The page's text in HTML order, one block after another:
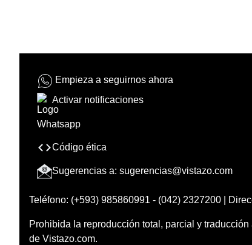
Empieza a seguirnos ahora
Activar notificaciones
Código ética
Sugerencias a: sugerencias@vistazo.com
Teléfono: (+593) 985860991 - (042) 2327200 |
Prohibida la reproducción total, parcial y
de Vistazo.com.